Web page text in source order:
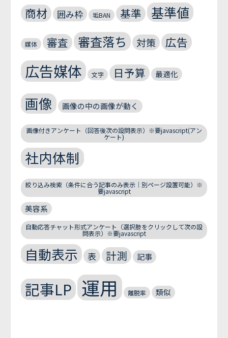
商材 囲み枠 垢BAN 基準 基準値
媒体 審査 審査落ち 対策 広告
広告媒体 文字 日予算 最適化
画像 画像の中の画像が動く
画像付きアンケート（回答後次の設問表示）※要javascript(アン
ケート)
社内体制
絞り込み検索（条件に合う記事のみ表示｜別ページ設置可能）※
要javascript
美容系
自動応答チャット形式アンケート（選択肢をクリックして次の設
問表示）※要javascript
自動表示 表 計測 記事
記事LP 運用 離脱率 類似